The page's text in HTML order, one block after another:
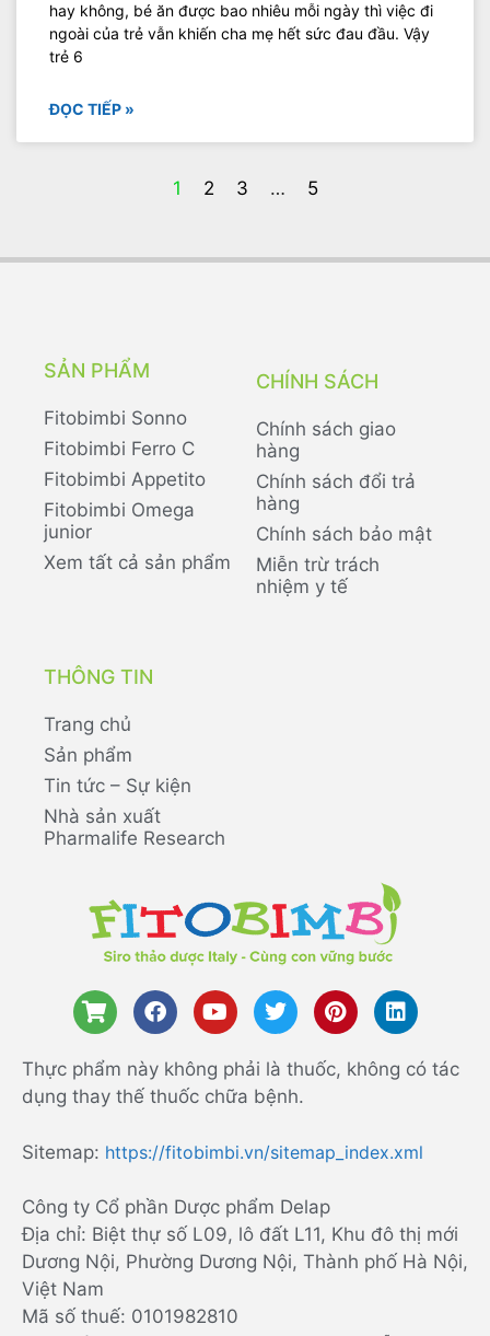
hay không, bé ăn được bao nhiêu mỗi ngày thì việc đi
ngoài của trẻ vẫn khiến cha mẹ hết sức đau đầu. Vậy
trẻ 6
ĐỌC TIẾP »
1 2 3 … 5
SẢN PHẨM
Fitobimbi Sonno
Fitobimbi Ferro C
Fitobimbi Appetito
Fitobimbi Omega
junior
Xem tất cả sản phẩm
CHÍNH SÁCH
Chính sách giao
hàng
Chính sách đổi trả
hàng
Chính sách bảo mật
Miễn trừ trách
nhiệm y tế
THÔNG TIN
Trang chủ
Sản phẩm
Tin tức – Sự kiện
Nhà sản xuất
Pharmalife Research
Thực phẩm này không phải là thuốc, không có tác
dụng thay thế thuốc chữa bệnh.
Sitemap: https://fitobimbi.vn/sitemap_index.xml
Công ty Cổ phần Dược phẩm Delap
Địa chỉ: Biệt thự số L09, lô đất L11, Khu đô thị mới
Dương Nội, Phường Dương Nội, Thành phố Hà Nội,
Việt Nam
Mã số thuế: 0101982810